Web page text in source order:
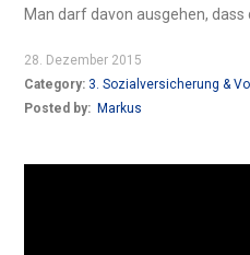
Man darf davon ausgehen, dass
28. Dezember 2015
Category: 3. Sozialversicherung &
Posted by: Markus